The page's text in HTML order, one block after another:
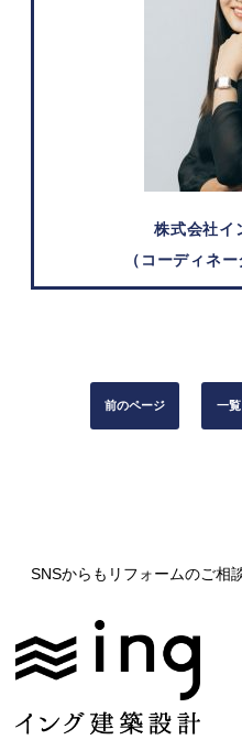
株式会社イ
（コーディネ
前のページ 一
SNSからもリフォームのご相